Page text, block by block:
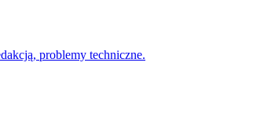
problemy techniczne.